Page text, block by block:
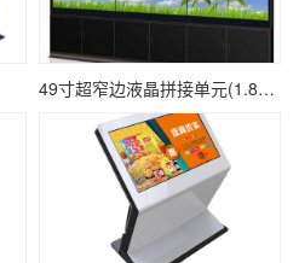
49寸超窄边液晶拼接单元(1.8mm)